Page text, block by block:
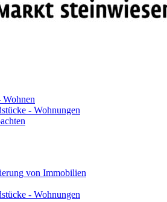
Wohnen
- Wohnungen
von Immobilien
- Wohnungen